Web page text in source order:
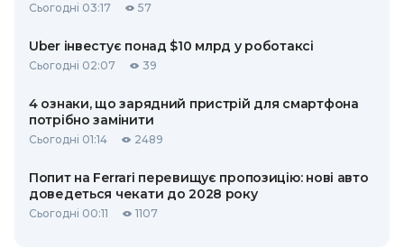
Сьогодні 03:17 57
Uber інвестує понад $10 млрд у роботаксі
Сьогодні 02:07 39
4 ознаки, що зарядний пристрій для смартфона
потрібно замінити
Сьогодні 01:14 2489
Попит на Ferrari перевищує пропозицію: нові авто
доведеться чекати до 2028 року
Сьогодні 00:11 1107